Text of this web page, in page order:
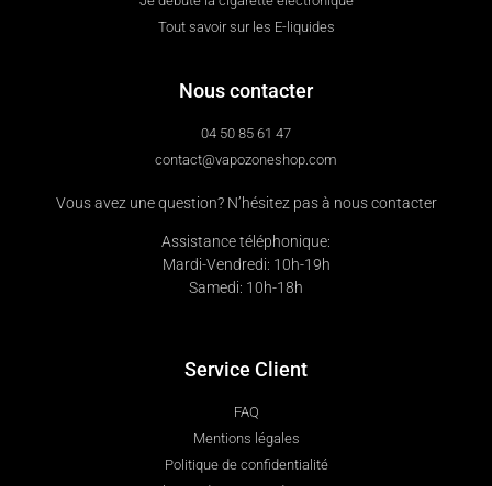
Tout savoir sur les E-liquides
Nous contacter
04 50 85 61 47
contact@vapozoneshop.com
Vous avez une question? N’hésitez pas à nous contacter
Assistance téléphonique:
Mardi-Vendredi: 10h-19h
Samedi: 10h-18h
Service Client
FAQ
Mentions légales
Politique de confidentialité